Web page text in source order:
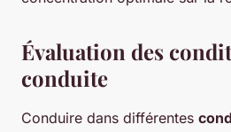
Évaluation des
conduite
Conduire dans différentes